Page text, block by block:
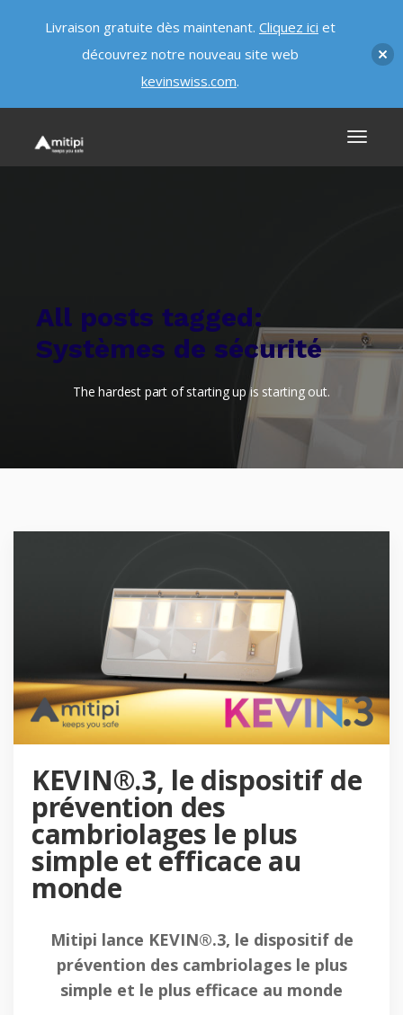
All posts tagged:
Systèmes de sécurité
The hardest part of starting up is starting out.
KEVIN®.3, le dispositif de
prévention des
cambriolages le plus
simple et efficace au
monde
Mitipi lance KEVIN®.3, le dispositif de
prévention des cambriolages le plus
simple et le plus efficace au monde
Livraison gratuite dès maintenant. Cliquez ici et
découvrez notre nouveau site web
kevinswiss.com.